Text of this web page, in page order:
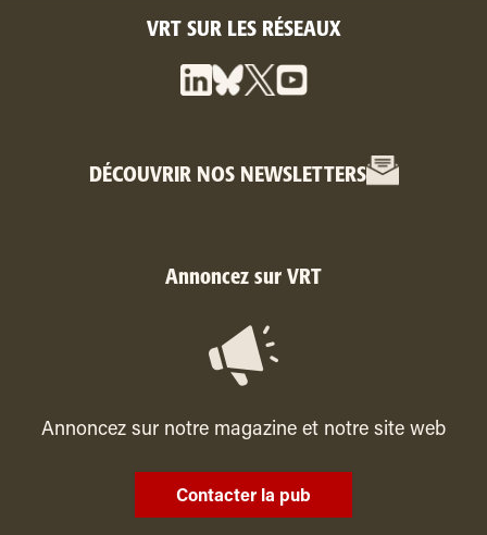
VRT SUR LES RÉSEAUX
DÉCOUVRIR NOS NEWSLETTERS
Annoncez sur VRT
Annoncez sur notre magazine et notre site web
Contacter la pub